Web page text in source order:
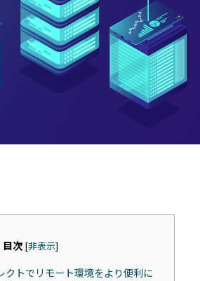
目次 [非表示]
クトでリモート環境をより便利に